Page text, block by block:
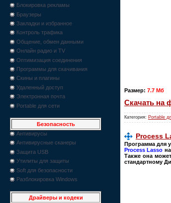
Блокировка рекламы
Браузеры
Закладки и избранное
Контроль трафика
Общение, обмен данными
Онлайн радио и TV
Оптимизация соединения
Программы для скачивания
Скины и плагины
Удаленный доступ
Электронная почта
Portable для сети
Безопасность
Антивирусы
Антивирусные сканеры
Защита USB
Утилиты для защиты
Soft для безопасности
Разблокировка Windows
Драйверы и кодеки
Размер: 7.7 Мб
Скачать на
Категория: Portable
Process
Программа для
Process Lasso
Также она
стандартному